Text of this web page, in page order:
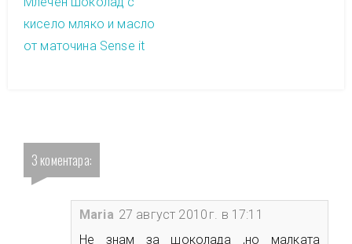
кисело мляко и масло
от маточина Sense it
3 коментара:
Maria 27 август 2010 г. в 17:11
Не знам за шоколада ,но малката